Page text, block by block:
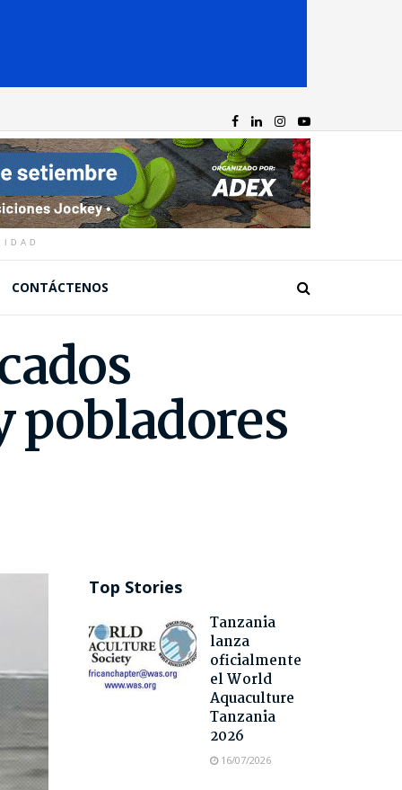
CONTÁCTENOS
pobladores
Top Stories
Tanzania
lanza
oficialmente
el World
Aquaculture
Tanzania
2026
16/07/2026